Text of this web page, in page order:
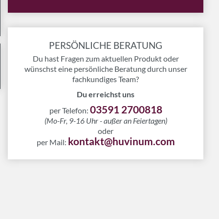
PERSÖNLICHE BERATUNG
Du hast Fragen zum aktuellen Produkt oder
wünschst eine persönliche Beratung durch unser
fachkundiges Team?
Du erreichst uns
per Telefon: 03591 2700818
(Mo-Fr, 9-16 Uhr - außer an Feiertagen)
oder
per Mail: kontakt@huvinum.com